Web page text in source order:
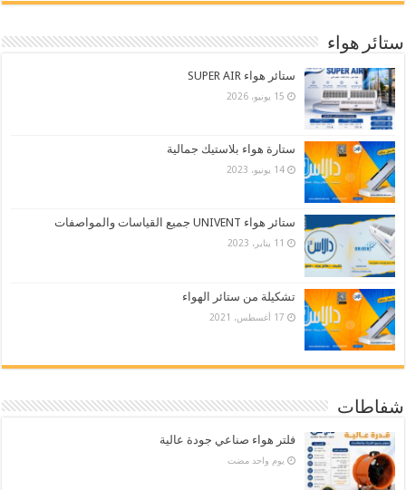
ستائر هواء
ستائر هواء SUPER AIR
15 يونيو، 2026
ستارة هواء بلاستيك جمالية
14 يونيو، 2023
ستائر هواء UNIVENT جميع القياسات والمواصفات
11 يناير، 2023
تشكيلة من ستائر الهواء
17 أغسطس، 2021
شفاطات
فلتر هواء صناعي جودة عالية
‏يوم واحد مضت